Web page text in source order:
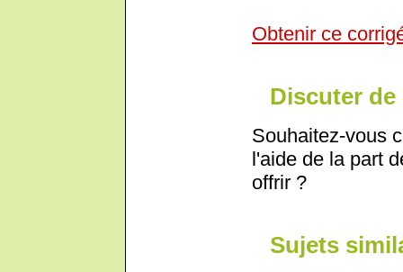
Obtenir ce
Discuter de
Souhaitez-vous
l'aide de la part
offrir ?
Sujets